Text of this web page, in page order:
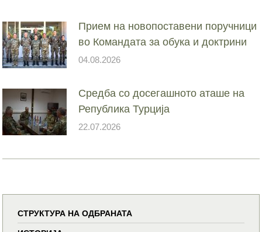
Прием на новопоставени поручници
во Командата за обука и доктрини
04.08.2026
Средба со досегашното аташе на
Република Турција
22.07.2026
СТРУКТУРА НА ОДБРАНАТА